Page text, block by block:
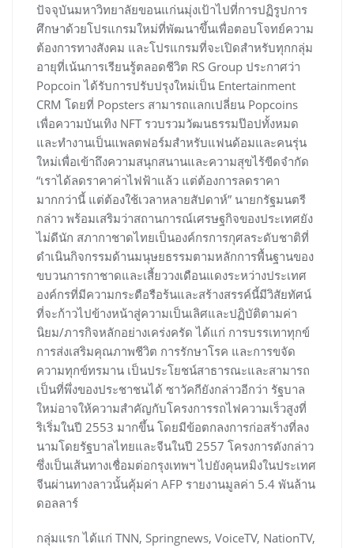
ปัจจุบันมหาวิทยาลัยขอนแก่นมุ่งเป้าไปที่การปฏิรูปการ
ศึกษาด้วยโปรแกรมใหม่ที่พัฒนาขึ้นเพื่อตอบโจทย์ความ
ต้องการทางสังคม และโปรแกรมที่จะเปิดสำหรับทุกกลุ่ม
อายุที่เน้นการเรียนรู้ตลอดชีวิต RS Group ประกาศว่า
Popcoin ได้รับการปรับปรุงใหม่เป็น Entertainment
CRM โดยที่ Popsters สามารถแลกเปลี่ยน Popcoins
เพื่อความบันเทิง NFT รวบรวมวัฒนธรรมป๊อปทั้งหมด
และทำงานเป็นแพลตฟอร์มสำหรับแฟนด้อมและคนรุ่น
ใหม่เพื่อเข้าถึงความสนุกสนานและความสุขไร้ขีดจำกัด
“เราได้ลดราคาค่าไฟฟ้าแล้ว แต่ต้องการลดราคา
มากกว่านี้ แต่ต้องใช้เวลาหลายสัปดาห์” นายกรัฐมนตรี
กล่าว พร้อมเสริมว่าสถานการณ์เศรษฐกิจของประเทศยัง
ไม่ดีนัก สภากาชาดไทยเป็นองค์กรการกุศลระดับชาติที่
ดำเนินกิจกรรมด้านมนุษยธรรมตามหลักการพื้นฐานของ
ขบวนการกาชาดและเสี้ยววงเดือนแดงระหว่างประเทศ
องค์กรที่มีความกระตือรือร้นและสร้างสรรค์นี้มีวิสัยทัศน์
ที่จะก้าวไปข้างหน้าสู่ความเป็นเลิศและปฏิบัติตามค่า
นิยม/ภารกิจหลักอย่างเคร่งครัด ได้แก่ การบรรเทาทุกข์
การส่งเสริมคุณภาพชีวิต การรักษาโรค และการขจัด
ความทุกข์ทรมาน เป็นประโยชน์สาธารณะและสามารถ
เป็นที่พึ่งของประชาชนได้ ซาวัคกียังกล่าวอีกว่า รัฐบาล
ใหม่อาจให้ความสำคัญกับโครงการรถไฟความเร็วสูงที่
ริเริ่มในปี 2553 มากขึ้น โดยมีข้อตกลงการก่อสร้างที่ลง
นามโดยรัฐบาลไทยและจีนในปี 2557 โครงการดังกล่าว
ซึ่งเป็นเส้นทางเชื่อมต่อกรุงเทพฯ ไปยังคุนหมิงในประเทศ
จีนผ่านทางลาวนั้นคุ้มค่า AFP รายงานมูลค่า 5.4 พันล้าน
ดอลลาร์
กลุ่มแรก ได้แก่ TNN, Springnews, VoiceTV, NationTV,